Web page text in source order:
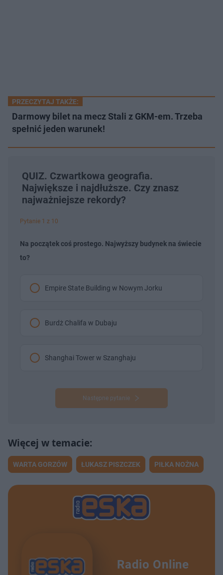
PRZECZYTAJ TAKŻE:
Darmowy bilet na mecz Stali z GKM-em. Trzeba
spełnić jeden warunek!
QUIZ. Czwartkowa geografia.
Największe i najdłuższe. Czy znasz
najważniejsze rekordy?
Pytanie 1 z 10
Na początek coś prostego. Najwyższy budynek na świecie
to?
Empire State Building w Nowym Jorku
Burdż Chalifa w Dubaju
Shanghai Tower w Szanghaju
Następne pytanie
WARTA GORZÓW ŁUKASZ PISZCZEK PIŁKA NOŻNA
Radio Online